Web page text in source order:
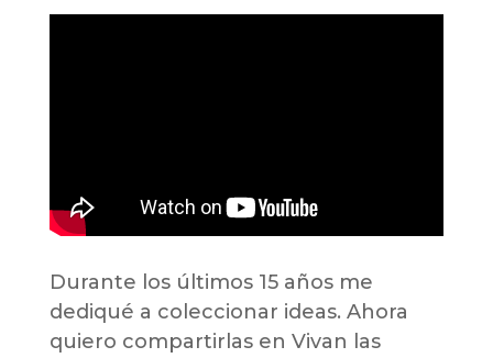
Durante los últimos 15 años me
dediqué a coleccionar ideas. Ahora
quiero compartirlas en Vivan las